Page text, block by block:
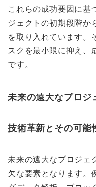
これらの成功要因に基
ジェクトの初期段階か
を取り入れています。
スクを最小限に抑え、
です。
未来の遠大なプロジ
技術革新とその可能
未来の遠大なプロジェ
欠な要素となります。